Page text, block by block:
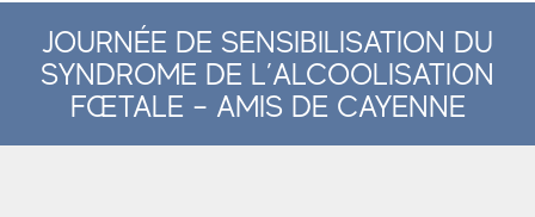
JOURNÉE DE SENSIBILISATION DU
SYNDROME DE L’ALCOOLISATION
FŒTALE – AMIS DE CAYENNE